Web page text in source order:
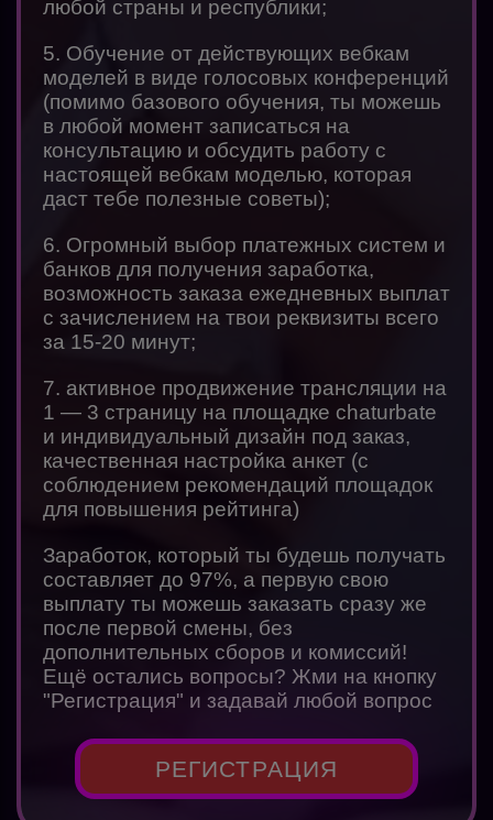
любой страны и республики;
5. Обучение от действующих вебкам
моделей в виде голосовых конференций
(помимо базового обучения, ты можешь
в любой момент записаться на
консультацию и обсудить работу с
настоящей вебкам моделью, которая
даст тебе полезные советы);
6. Огромный выбор платежных систем и
банков для получения заработка,
возможность заказа ежедневных выплат
с зачислением на твои реквизиты всего
за 15-20 минут;
7. активное продвижение трансляции на
1 — 3 страницу на площадке chaturbate
и индивидуальный дизайн под заказ,
качественная настройка анкет (с
соблюдением рекомендаций площадок
для повышения рейтинга)
Заработок, который ты будешь получать
составляет до 97%, а первую свою
выплату ты можешь заказать сразу же
после первой смены, без
дополнительных сборов и комиссий!
Ещё остались вопросы? Жми на кнопку
"Регистрация" и задавай любой вопрос
РЕГИСТРАЦИЯ